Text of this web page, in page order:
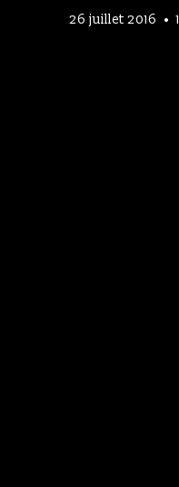
26 juillet 2016